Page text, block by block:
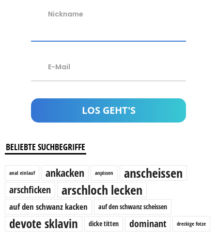
Nickname
E-Mail
BELIEBTE SUCHBEGRIFFE
anal einlauf ankacken anpissen anscheissen
arschficken arschloch lecken
auf den schwanz kacken auf den schwanz scheissen
devote sklavin dicke titten dominant dreckige fotze